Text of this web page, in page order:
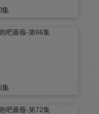
集
集